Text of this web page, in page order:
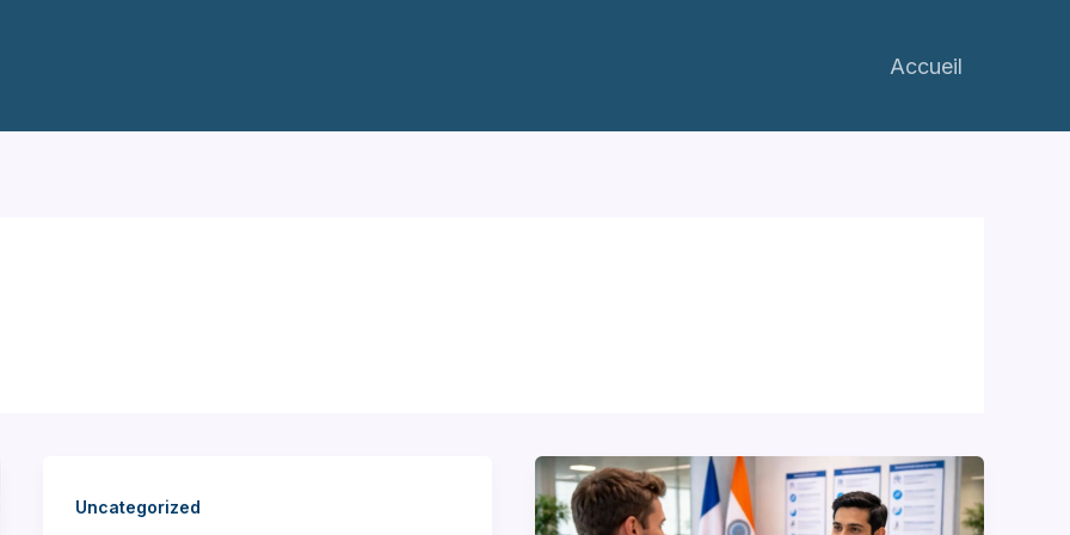
Accueil
Uncategorized